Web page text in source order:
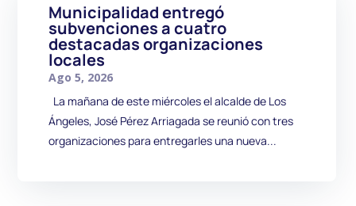
Municipalidad entregó
subvenciones a cuatro
destacadas organizaciones
locales
Ago 5, 2026
La mañana de este miércoles el alcalde de Los
Ángeles, José Pérez Arriagada se reunió con tres
organizaciones para entregarles una nueva...